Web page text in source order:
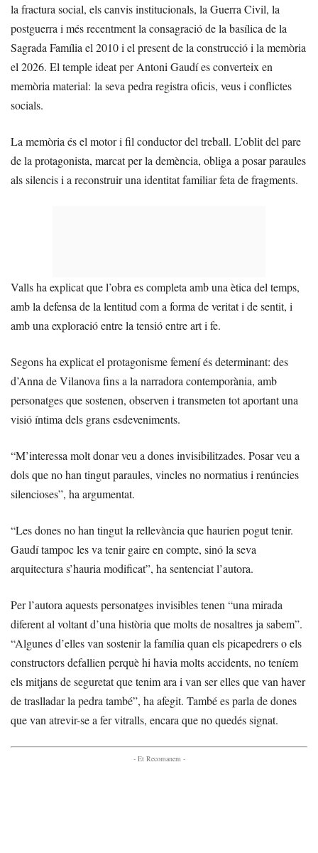
la fractura social, els canvis institucionals, la Guerra Civil, la
postguerra i més recentment la consagració de la basílica de la
Sagrada Família el 2010 i el present de la construcció i la memòria
el 2026. El temple ideat per Antoni Gaudí es converteix en
memòria material: la seva pedra registra oficis, veus i conflictes
socials.
La memòria és el motor i fil conductor del treball. L’oblit del pare
de la protagonista, marcat per la demència, obliga a posar paraules
als silencis i a reconstruir una identitat familiar feta de fragments.
Valls ha explicat que l’obra es completa amb una ètica del temps,
amb la defensa de la lentitud com a forma de veritat i de sentit, i
amb una exploració entre la tensió entre art i fe.
Segons ha explicat el protagonisme femení és determinant: des
d’Anna de Vilanova fins a la narradora contemporània, amb
personatges que sostenen, observen i transmeten tot aportant una
visió íntima dels grans esdeveniments.
“M’interessa molt donar veu a dones invisibilitzades. Posar veu a
dols que no han tingut paraules, vincles no normatius i renúncies
silencioses”, ha argumentat.
“Les dones no han tingut la rellevància que haurien pogut tenir.
Gaudí tampoc les va tenir gaire en compte, sinó la seva
arquitectura s’hauria modificat”, ha sentenciat l’autora.
Per l’autora aquests personatges invisibles tenen “una mirada
diferent al voltant d’una història que molts de nosaltres ja sabem”.
“Algunes d’elles van sostenir la família quan els picapedrers o els
constructors defallien perquè hi havia molts accidents, no teníem
els mitjans de seguretat que tenim ara i van ser elles que van haver
de traslladar la pedra també”, ha afegit. També es parla de dones
que van atrevir-se a fer vitralls, encara que no quedés signat.
- Et Recomanem -